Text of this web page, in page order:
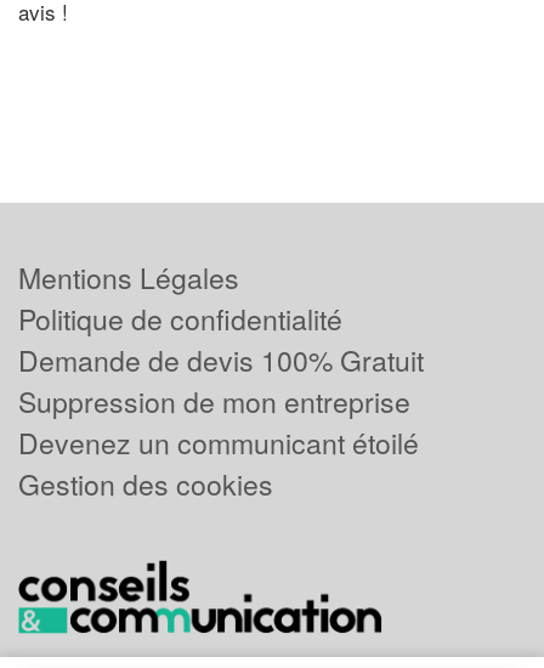
avis !
Mentions Légales
Politique de confidentialité
Demande de devis 100% Gratuit
Suppression de mon entreprise
Devenez un communicant étoilé
Gestion des cookies